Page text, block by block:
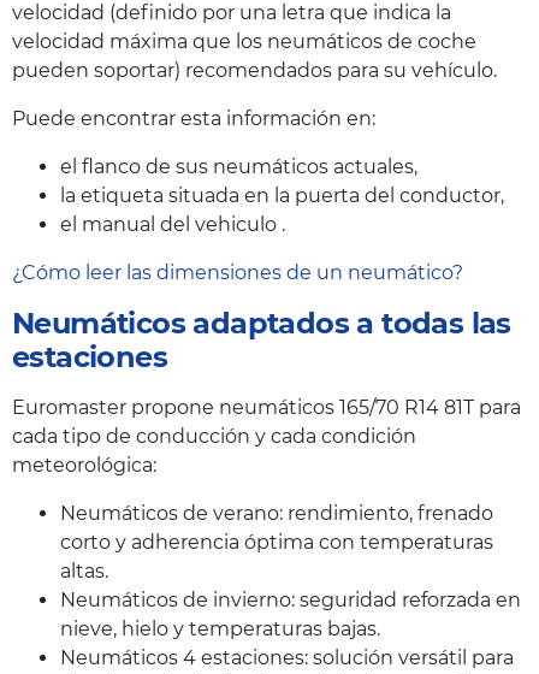
velocidad (definido por una letra que indica la
velocidad máxima que los neumáticos de coche
pueden soportar) recomendados para su vehículo.
Puede encontrar esta información en:
el flanco de sus neumáticos actuales,
la etiqueta situada en la puerta del conductor,
el manual del vehiculo .
¿Cómo leer las dimensiones de un neumático?
Neumáticos adaptados a todas las
estaciones
Euromaster propone neumáticos 165/70 R14 81T para
cada tipo de conducción y cada condición
meteorológica:
Neumáticos de verano: rendimiento, frenado
corto y adherencia óptima con temperaturas
altas.
Neumáticos de invierno: seguridad reforzada en
nieve, hielo y temperaturas bajas.
Neumáticos 4 estaciones: solución versátil para